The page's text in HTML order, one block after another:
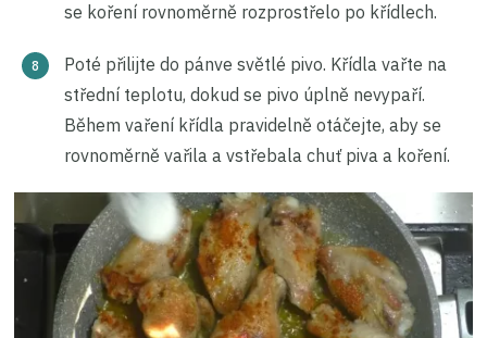
se koření rovnoměrně rozprostřelo po křídlech.
Poté přilijte do pánve světlé pivo. Křídla vařte na
střední teplotu, dokud se pivo úplně nevypaří.
Během vaření křídla pravidelně otáčejte, aby se
rovnoměrně vařila a vstřebala chuť piva a koření.